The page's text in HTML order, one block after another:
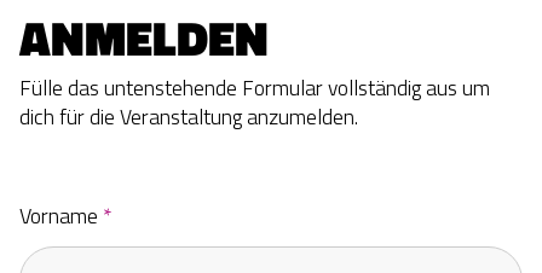
ANMELDEN
Fülle das untenstehende Formular vollständig aus um
dich für die Veranstaltunganzumelden.
Vorname *